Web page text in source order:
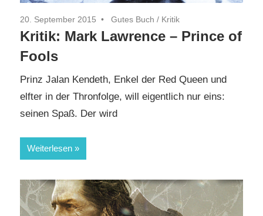
20. September 2015 Gutes Buch / Kritik
Kritik: Mark Lawrence – Prince of
Fools
Prinz Jalan Kendeth, Enkel der Red Queen und
elfter in der Thronfolge, will eigentlich nur eins:
seinen Spaß. Der wird
Weiterlesen